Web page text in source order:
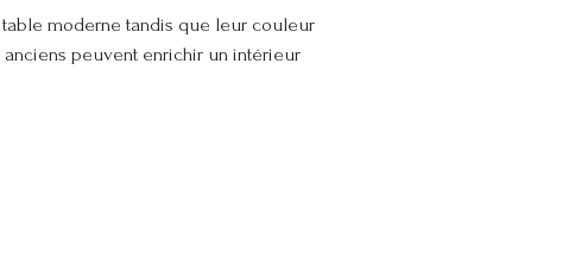
moderne tandis que leur couleur
peuvent enrichir un intérieur